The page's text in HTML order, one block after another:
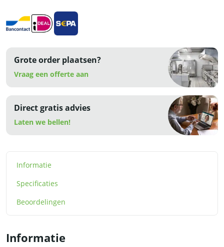
Grote order plaatsen?
Vraag een offerte aan
Direct gratis advies
Laten we bellen!
Informatie
Specificaties
Beoordelingen
Informatie